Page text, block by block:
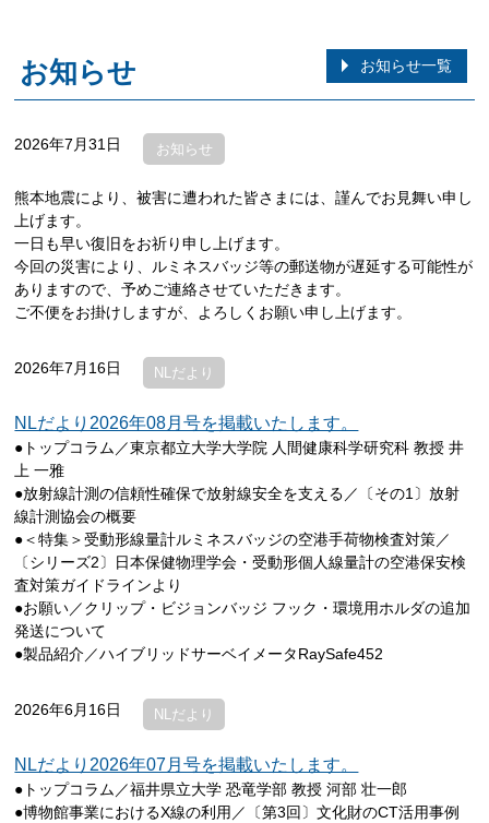
お知らせ お知らせ一覧
2026年7月31日 お知らせ
熊本地震により、被害に遭われた皆さまには、謹んでお見舞い申し
上げます。
一日も早い復旧をお祈り申し上げます。
今回の災害により、ルミネスバッジ等の郵送物が遅延する可能性が
ありますので、予めご連絡させていただきます。
ご不便をお掛けしますが、よろしくお願い申し上げます。
2026年7月16日 NLだより
NLだより2026年08月号を掲載いたします。
●トップコラム／東京都立大学大学院 人間健康科学研究科 教授 井
上 一雅
●放射線計測の信頼性確保で放射線安全を支える／〔その1〕放射
線計測協会の概要
●＜特集＞受動形線量計ルミネスバッジの空港手荷物検査対策／
〔シリーズ2〕日本保健物理学会・受動形個人線量計の空港保安検
査対策ガイドラインより
●お願い／クリップ・ビジョンバッジ フック・環境用ホルダの追加
発送について
●製品紹介／ハイブリッドサーベイメータRaySafe452
2026年6月16日 NLだより
NLだより2026年07月号を掲載いたします。
●トップコラム／福井県立大学 恐竜学部 教授 河部 壮一郎
●博物館事業におけるX線の利用／〔第3回〕文化財のCT活用事例